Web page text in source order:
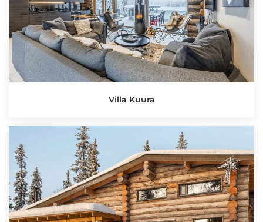
Villa Kuura